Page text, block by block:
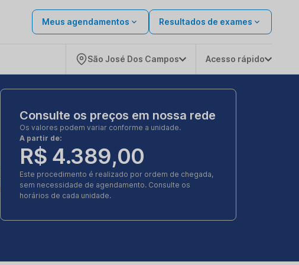
Meus agendamentos Resultados de exames
São José Dos Campos Acesso rápido
Consulte os preços em nossa rede
Os valores podem variar conforme a unidade.
A partir de:
R$ 4.389,00
Este procedimento é realizado por ordem de chegada,
sem necessidade de agendamento. Consulte os
horários de cada unidade.